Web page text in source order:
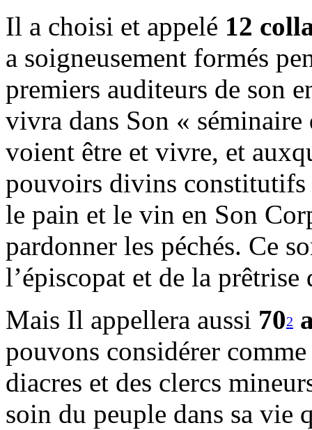
Il a choisi et appelé 12
a soigneusement formés
premiers auditeurs de son
vivra dans Son «
voient être et vivre, et
pouvoirs divins constitutifs
le pain et le vin en Son
pardonner les péchés. Ce
l’épiscopat et de la prêtrise
Mais Il appellera aussi 702
pouvons considérer
diacres et des clercs
soin du peuple dans sa vie